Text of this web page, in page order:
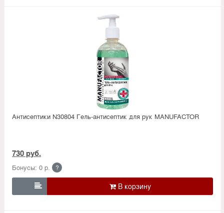
Антисептики N30804 Гель-антисептик для рук MANUFACTOR
730 руб.
Бонусы: 0 р. ?
